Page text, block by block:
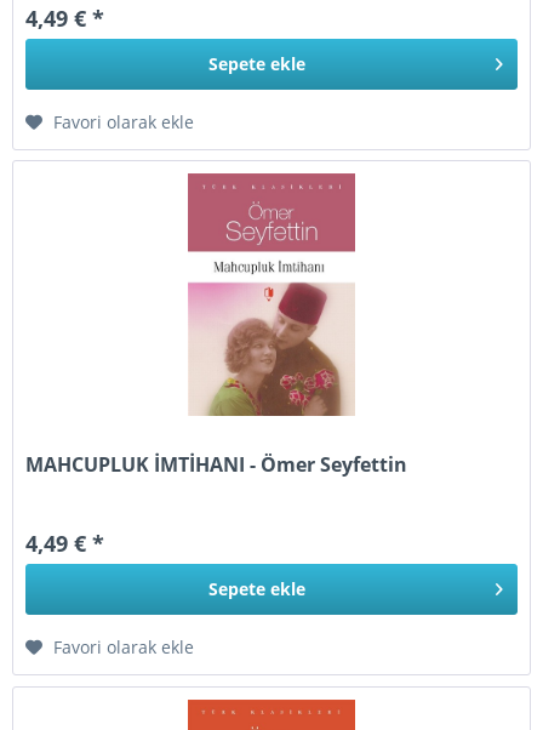
4,49 € *
Sepete ekle
Favori olarak ekle
MAHCUPLUK İMTİHANI - Ömer Seyfettin
4,49 € *
Sepete ekle
Favori olarak ekle